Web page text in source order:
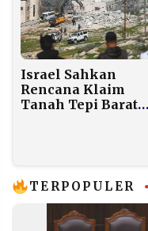
Israel Sahkan
Rencana Klaim
Tanah Tepi Barat
TERPOPULER